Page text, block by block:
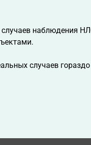
наблюдения
случаев